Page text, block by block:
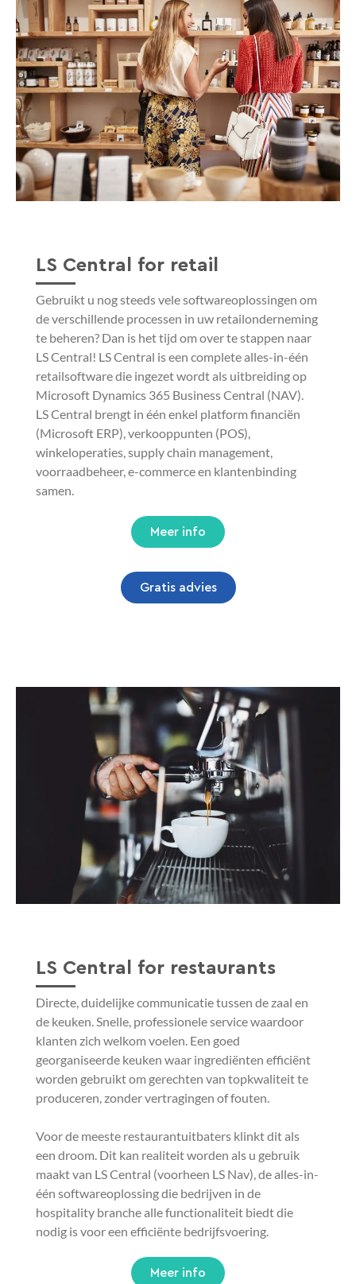
LS Central for retail
Gebruikt u nog steeds vele softwareoplossingen om
de verschillende processen in uw retailonderneming
te beheren? Dan is het tijd om over te stappen naar
LS Central! LS Central is een complete alles-in-één
retailsoftware die ingezet wordt als uitbreiding op
Microsoft Dynamics 365 Business Central (NAV).
LS Central brengt in één enkel platform financiën
(Microsoft ERP), verkooppunten (POS),
winkeloperaties, supply chain management,
voorraadbeheer, e-commerce en klantenbinding
samen.
Meer info
Gratis advies
LS Central for restaurants
Directe, duidelijke communicatie tussen de zaal en
de keuken. Snelle, professionele service waardoor
klanten zich welkom voelen. Een goed
georganiseerde keuken waar ingrediënten efficiënt
worden gebruikt om gerechten van topkwaliteit te
produceren, zonder vertragingen of fouten.
Voor de meeste restaurantuitbaters klinkt dit als
een droom. Dit kan realiteit worden als u gebruik
maakt van LS Central (voorheen LS Nav), de alles-in-
één softwareoplossing die bedrijven in de
hospitality branche alle functionaliteit biedt die
nodig is voor een efficiënte bedrijfsvoering.
Meer info